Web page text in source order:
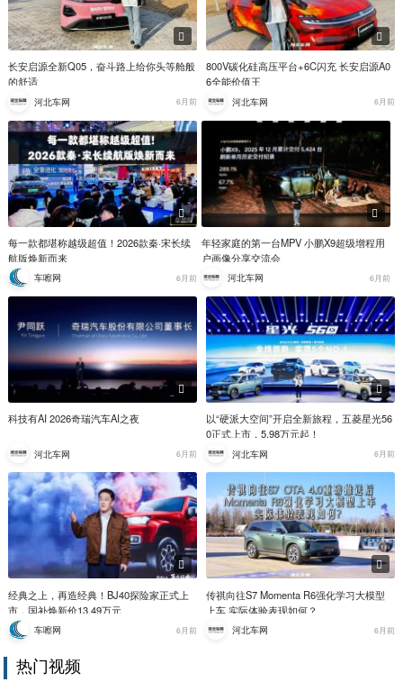
长安启源全新Q05，奋斗路上给你头等舱般
的舒适
河北车网 6月前
800V碳化硅高压平台+6C闪充 长安启源A0
6全能价值王
河北车网 6月前
每一款都堪称越级超值！2026款秦·宋长续
航版焕新而来
车嚓网 6月前
年轻家庭的第一台MPV 小鹏X9超级增程用
户画像分享交流会
河北车网 6月前
科技有AI 2026奇瑞汽车AI之夜
河北车网 6月前
以“硬派大空间”开启全新旅程，五菱星光56
0正式上市，5.98万元起！
河北车网 6月前
经典之上，再造经典！BJ40探险家正式上
市，国补焕新价13.49万元
车嚓网 6月前
传祺向往S7 Momenta R6强化学习大模型
上车 实际体验表现如何？
河北车网 6月前
热门视频